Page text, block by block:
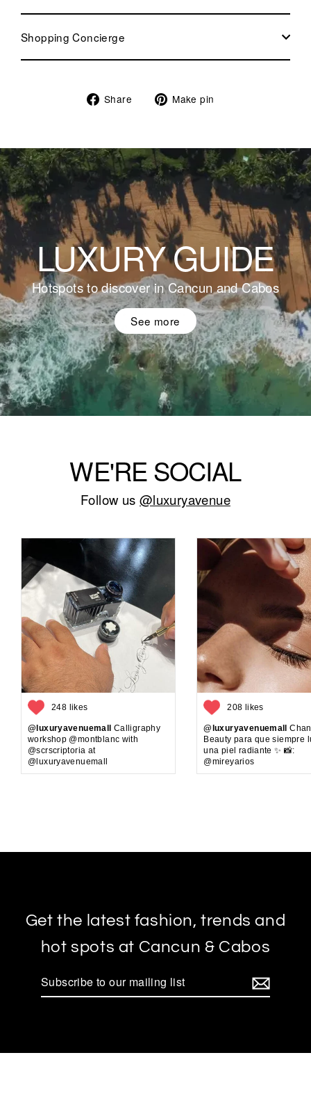
Shopping Concierge
Share
Share Make pin
LUXURY GUIDE
Hotspots to discover in Cancun and Cabos
See more
WE'RE SOCIAL
Follow us @luxuryavenue
248 likes
@luxuryavenuemall Calligraphy
workshop @montblanc with
@scrscriptoria at
@luxuryavenuemall
208 likes
@luxuryavenuemall
Beauty para que siempre
una piel radiante ✨ 📸:
@mireyarios
Get the latest fashion, trends and
hot spots at Cancun & Cabos